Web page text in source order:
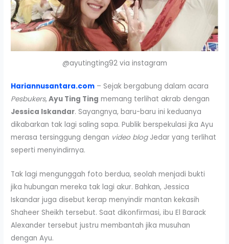
@ayutingting92 via instagram
Hariannusantara.com – Sejak bergabung dalam acara
Pesbukers, Ayu Ting Ting memang terlihat akrab dengan
Jessica Iskandar. Sayangnya, baru-baru ini keduanya
dikabarkan tak lagi saling sapa. Publik berspekulasi jka Ayu
merasa tersinggung dengan video blogJedar yang terlihat
seperti menyindirnya.
Tak lagi mengunggah foto berdua, seolah menjadi bukti
jika hubungan mereka tak lagi akur. Bahkan, Jessica
Iskandar juga disebut kerap menyindir mantan kekasih
Shaheer Sheikh tersebut. Saat dikonfirmasi, ibu El Barack
Alexander tersebut justru membantah jika musuhan
dengan Ayu.